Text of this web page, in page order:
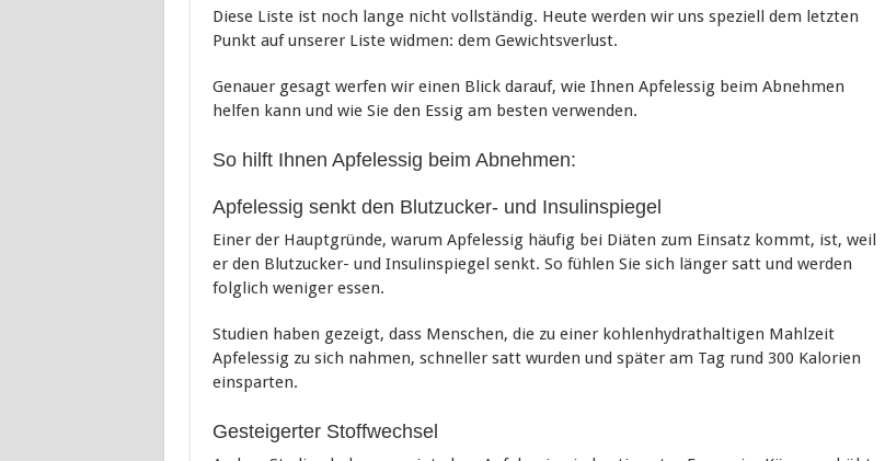
Diese Liste ist noch lange nicht vollständig. Heute werden wir uns speziell dem letzten
Punkt auf unserer Liste widmen: dem Gewichtsverlust.
Genauer gesagt werfen wir einen Blick darauf, wie Ihnen Apfelessig beim Abnehmen
helfen kann und wie Sie den Essig am besten verwenden.
So hilft Ihnen Apfelessig beim Abnehmen:
Apfelessig senkt den Blutzucker- und Insulinspiegel
Einer der Hauptgründe, warum Apfelessig häufig bei Diäten zum Einsatz kommt, ist, weil
er den Blutzucker- und Insulinspiegel senkt. So fühlen Sie sich länger satt und werden
folglich weniger essen.
Studien haben gezeigt, dass Menschen, die zu einer kohlenhydrathaltigen Mahlzeit
Apfelessig zu sich nahmen, schneller satt wurden und später am Tag rund 300 Kalorien
einsparten.
Gesteigerter Stoffwechsel